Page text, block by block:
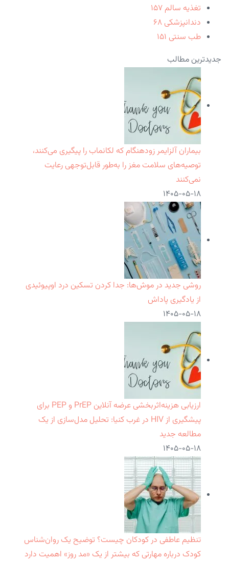
تغذیه سالم ۱۵۷
دندانپزشکی ۶۸
طب سنتی ۱۵۱
جدیدترین مطالب
بیماران آلزایمر زودهنگام که لکانماب را پیگیری می‌کنند،
توصیه‌های سلامت مغز را به‌طور قابل‌توجهی رعایت
نمی‌کنند
۱۴۰۵-۰۵-۱۸
روشی جدید در موش‌ها: جدا کردن تسکین درد اوپیوئیدی
از یادگیری پاداش
۱۴۰۵-۰۵-۱۸
ارزیابی هزینه‌اثربخشی عرضه آنلاین PrEP و PEP برای
پیشگیری از HIV در غرب کنیا: تحلیل مدل‌سازی از یک
مطالعه جدید
۱۴۰۵-۰۵-۱۸
تنظیم عاطفی در کودکان چیست؟ توضیح یک روان‌شناس
کودک درباره مهارتی که بیشتر از یک «مد روز» اهمیت دارد